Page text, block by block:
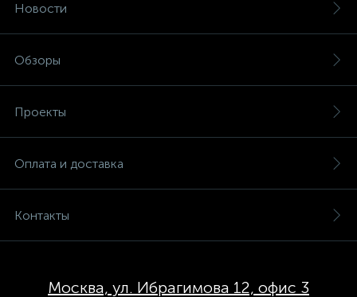
Новости
Обзоры
Проекты
Оплата и доставка
Контакты
Москва, ул. Ибрагимова 12, офис 3